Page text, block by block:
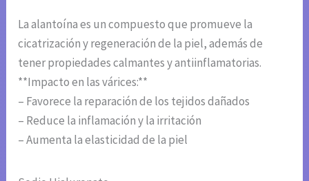
La alantoína es un compuesto que promueve la
cicatrización y regeneración de la piel, además de
tener propiedades calmantes y antiinflamatorias.
**Impacto en las várices:**
– Favorece la reparación de los tejidos dañados
– Reduce la inflamación y la irritación
– Aumenta la elasticidad de la piel